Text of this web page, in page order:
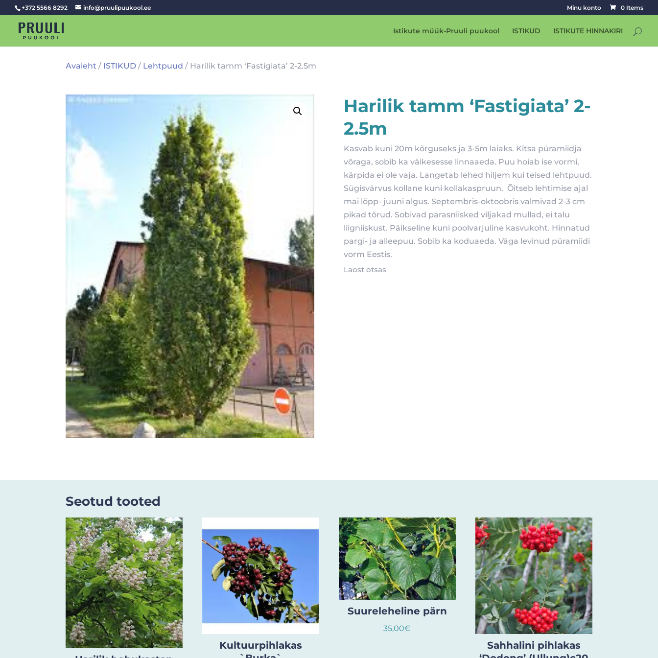
+372 5566 8292 info@pruulipuukool.ee Minu konto 0 Items
Istikute müük-Pruuli puukool ISTIKUD ISTIKUTE HINNAKIRI
Avaleht / ISTIKUD / Lehtpuud / Harilik tamm ‘Fastigiata’ 2-2.5m
Harilik tamm ‘Fastigiata’ 2-
2.5m
Kasvab kuni 20m kõrguseks ja 3-5m laiaks. Kitsa püramiidja
võraga, sobib ka väikesesse linnaaeda. Puu hoiab ise vormi,
kärpida ei ole vaja. Langetab lehed hiljem kui teised lehtpuud.
Sügisvärvus kollane kuni kollakaspruun. Õitseb lehtimise ajal
mai lõpp- juuni algus. Septembris-oktoobris valmivad 2-3 cm
pikad tõrud. Sobivad parasniisked viljakad mullad, ei talu
liigniiskust. Päikseline kuni poolvarjuline kasvukoht. Hinnatud
pargi- ja alleepuu. Sobib ka koduaeda. Väga levinud püramiidi
vorm Eestis.
Laost otsas
Seotud tooted
Kultuurpihlakas
Suureleheline pärn
35,00€
Sahhalini pihlakas